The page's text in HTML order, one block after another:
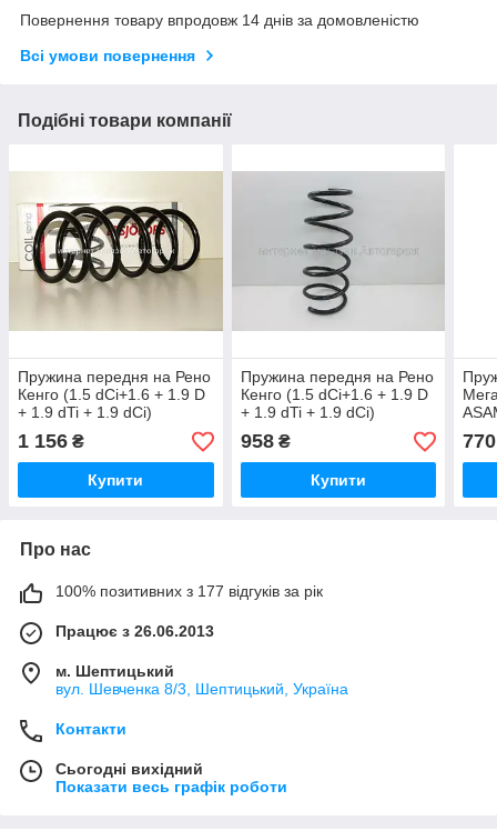
Повернення товару впродовж 14 днів за домовленістю
Всі умови повернення
Подібні товари компанії
Пружина передня на Рено
Кенго (1.5 dCi+1.6 + 1.9 D
+ 1.9 dTi + 1.9 dCi)
LESJOFORS (Швеція)
4072941
1 156 ₴
Купити
Пружина передня на Рено
Кенго (1.5 dCi+1.6 + 1.9 D
+ 1.9 dTi + 1.9 dCi)
Magnum Technology
SR011MT
958₴
Купити
770
Про нас
100% позитивних з 177 відгуків за рік
Працює з 26.06.2013
м. Шептицький
вул. Шевченка 8/3, Шептицький, Україна
Контакти
Сьогодні вихідний
Показати весь графік роботи